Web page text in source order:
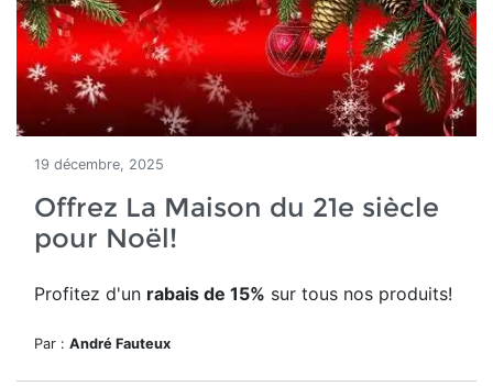
19 décembre, 2025
Offrez La Maison du 21e siècle
pour Noël!
Profitez d'un rabais de 15% sur tous nos produits!
Par : André Fauteux